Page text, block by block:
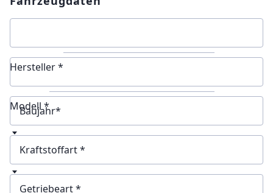
Hersteller *
Modell *
Baujahr
Kraftstoffart